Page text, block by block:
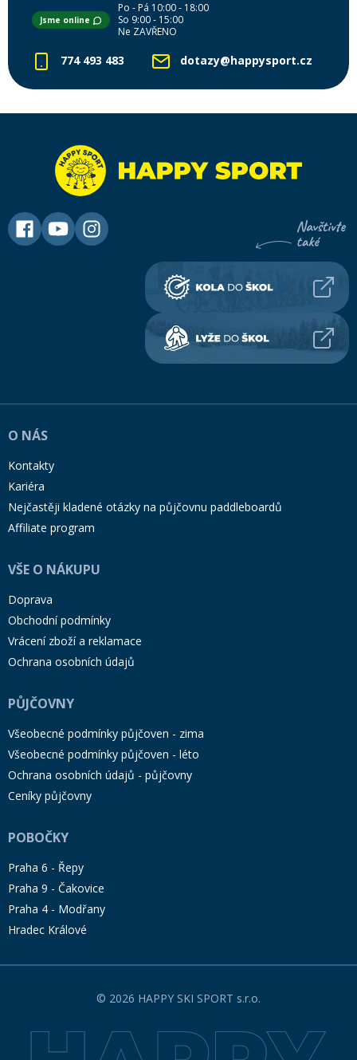
Jsme online
Po - Pá 10:00 - 18:00
So 9:00 - 15:00
Ne ZAVŘENO
774 493 483 dotazy@happysport.cz
O NÁS
Kontakty
Kariéra
Nejčastěji kladené otázky na půjčovnu paddleboardů
Affiliate program
VŠE O NÁKUPU
Doprava
Obchodní podmínky
Vrácení zboží a reklamace
Ochrana osobních údajů
PŮJČOVNY
Všeobecné podmínky půjčoven - zima
Všeobecné podmínky půjčoven - léto
Ochrana osobních údajů - půjčovny
Ceníky půjčovny
POBOČKY
Praha 6 - Řepy
Praha 9 - Čakovice
Praha 4 - Modřany
Hradec Králové
© 2026 HAPPY SKI SPORT s.r.o.